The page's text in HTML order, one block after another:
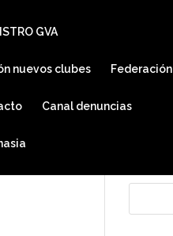
GVA
nuevos clubes Federación
Canal denuncias